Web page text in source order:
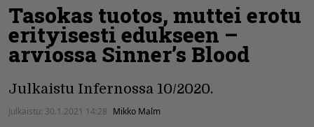
Tasokas tuotos, muttei erotu
erityisesti edukseen –
arviossa Sinner’s Blood
Julkaistu Infernossa 10/2020.
Julkaistu: 30.1.2021 14:28 Mikko Malm